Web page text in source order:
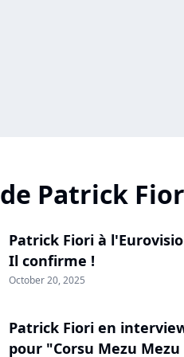
Patrick
Patrick Fiori à
Il confirme !
October 20, 2025
Patrick Fiori en
pour "Corsu Mezu Mezu